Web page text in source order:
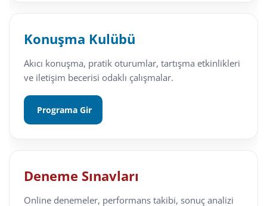
Konuşma Kulübü
Akıcı konuşma, pratik oturumlar, tartışma etkinlikleri
ve iletişim becerisi odaklı çalışmalar.
Programa Gir
Deneme Sınavları
Online denemeler, performans takibi, sonuç analizi